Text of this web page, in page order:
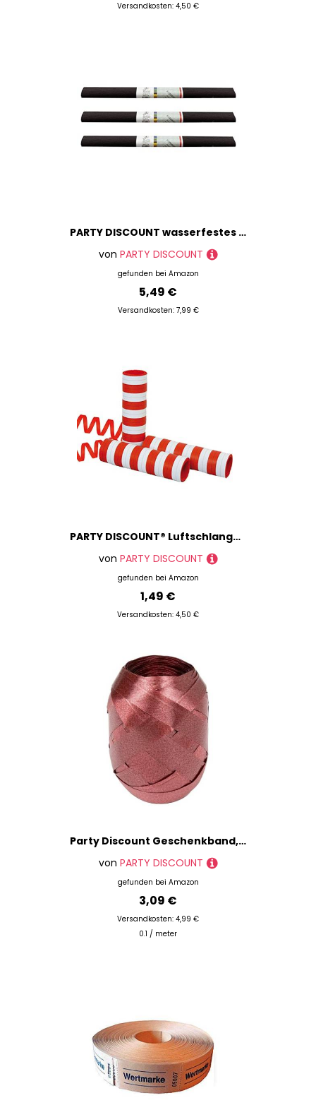
Versandkosten: 4,50 €
PARTY DISCOUNT wasserfestes Krepppapier | 250x50 cm | Feinkrepp Maibaum Dekoration Farbecht (Schwarz, 3 Rollen)
von PARTY DISCOUNT
gefunden bei Amazon
5,49 €
Versandkosten: 7,99 €
PARTY DISCOUNT® Luftschlange Rot-Weiß, 4m
von PARTY DISCOUNT
gefunden bei Amazon
1,49 €
Versandkosten: 4,50 €
Party Discount Geschenkband, Polyband, 10mm Breite, 30m, bordeaux, Schleifenband für Präsente, Deko, Basteln
von PARTY DISCOUNT
gefunden bei Amazon
3,09 €
Versandkosten: 4,99 €
0.1 / meter